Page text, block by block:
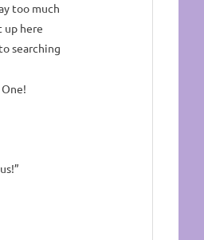
too much
up here
searching